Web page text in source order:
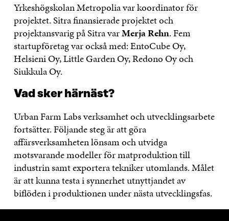
Yrkeshögskolan Metropolia var koordinator för
projektet. Sitra finansierade projektet och
projektansvarig på Sitra varMerja Rehn. Fem
startupföretag var också med: EntoCube Oy,
Helsieni Oy, Little Garden Oy, Redono Oy och
Siukkula Oy.
Vad sker härnäst?
Urban Farm Labs verksamhet och utvecklingsarbete
fortsätter. Följande steg är att göra
affärsverksamheten lönsam och utvidga
motsvarande modeller för matproduktion till
industrin samt exportera tekniker utomlands. Målet
är att kunna testa i synnerhet utnyttjandet av
biflöden i produktionen under nästa utvecklingsfas.